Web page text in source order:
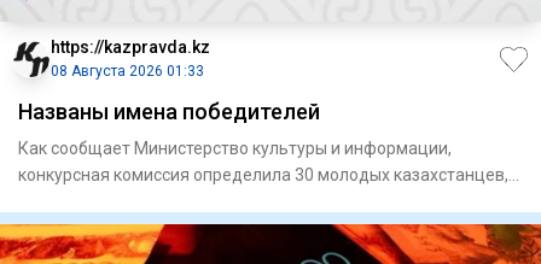
https://kazpravda.kz
08 Августа 2026 01:33
Названы имена победителей
Как сообщает Министерство культуры и информации,
конкурсная комиссия определила 30 молодых казахстанцев,